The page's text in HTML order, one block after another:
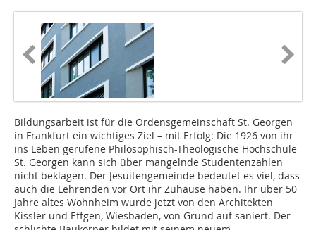
Bildungsarbeit ist für die Ordensgemeinschaft St. Georgen
in Frankfurt ein wichtiges Ziel – mit Erfolg: Die 1926 von ihr
ins Leben gerufene Philosophisch-Theologische Hochschule
St. Georgen kann sich über mangelnde Studentenzahlen
nicht beklagen. Der Jesuitengemeinde bedeutet es viel, dass
auch die Lehrenden vor Ort ihr Zuhause haben. Ihr über 50
Jahre altes Wohnheim wurde jetzt von den Architekten
Kissler und Effgen, Wiesbaden, von Grund auf saniert. Der